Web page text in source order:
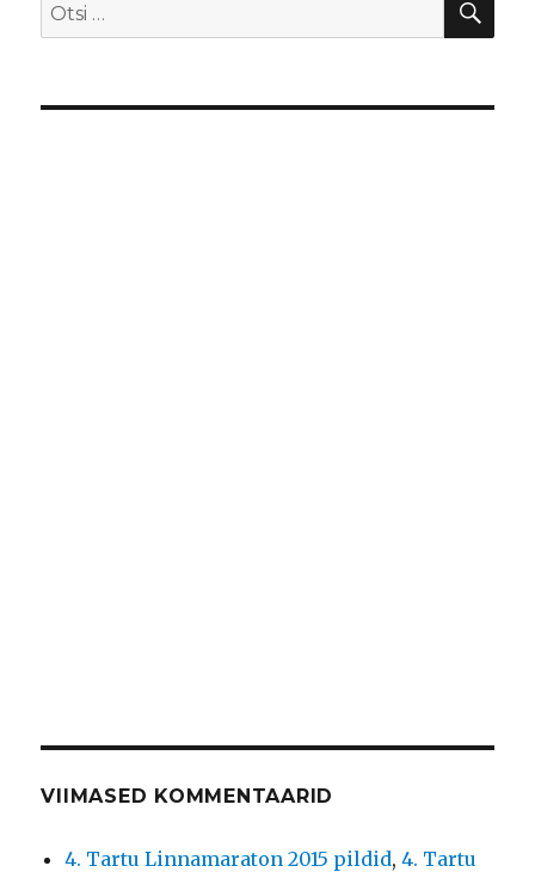
VIIMASED KOMMENTAARID
4. Tartu Linnamaraton 2015 pildid,4. Tartu